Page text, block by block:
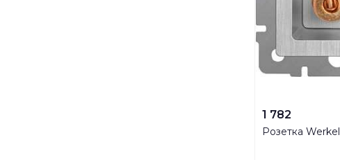
1 782
Розетка